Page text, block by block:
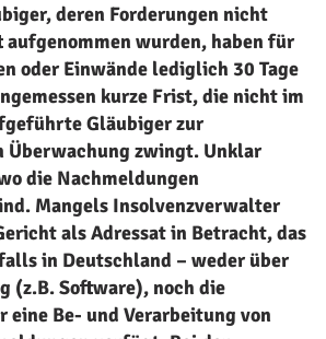
deren Forderungen nicht
wurden, haben für
oder Einwände lediglich 30 Tage
kurze Frist, die nicht im
Gläubiger zur
Überwachung zwingt. Unklar
die Nachmeldungen
Mangels Insolvenzverwalter
als Adressat in Betracht, das
in Deutschland – weder über
(z.B. Software), noch die
eine Be- und Verarbeitung von